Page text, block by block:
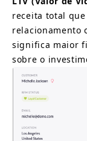
receita total
relacionamento
significa maior
sobre o